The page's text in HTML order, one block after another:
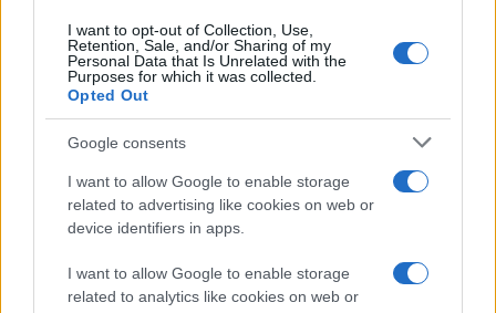
I want to opt-out of Collection, Use,
Retention, Sale, and/or Sharing of my
Personal Data that Is Unrelated with the
Purposes for which it was collected.
Opted Out
Google consents
I want to allow Google to enable storage
related to advertising like cookies on web or
device identifiers in apps.
I want to allow Google to enable storage
related to analytics like cookies on web or
Daneshjoo, υπέγραψε συμφωνία με τον Υπουργό
Εξωτερικών της Βόρειας Κορέας, Pak Ui-chun, ώστε
να αλληλοβοηθηθούν για την αντιμετώπιση των
Μπορεί οι Μυστικές Υπηρεσίες των Δυτικών χωρών
να παρακολουθούν στενά τη δραστηριότητα των δύο
κρατών για τους δικούς τους λόγους (επιθέσεις,
πυρηνικά προγράμματα κλπ.), αλλά για τον κόσμο του